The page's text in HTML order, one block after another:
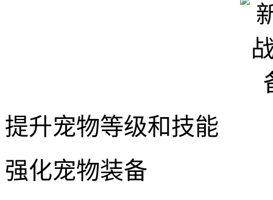
提升宠物等级和技能
强化宠物装备